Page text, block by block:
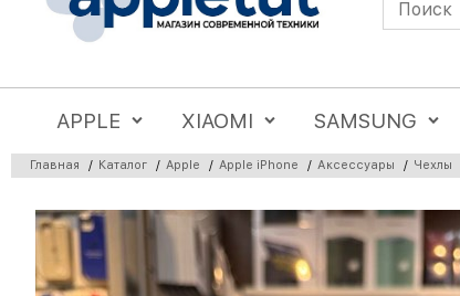
APPLE XIAOMI SAMSUNG
Главная / Каталог / Apple / Apple iPhone / Аксессуары / Чехлы